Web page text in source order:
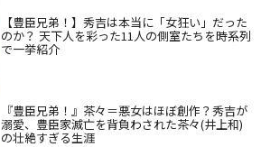
【豊臣兄弟！】秀吉は本当に「女狂い」だった
のか？ 天下人を彩った11人の側室たちを時系列
で一挙紹介
『豊臣兄弟！』茶々＝悪女はほぼ創作？秀吉が
溺愛、豊臣家滅亡を背負わされた茶々(井上和)
の壮絶すぎる生涯